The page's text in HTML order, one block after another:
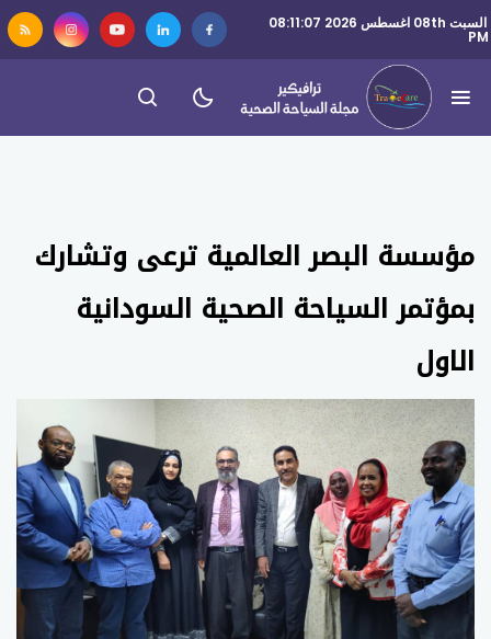
السبت 08th اغسطس 2026 08:11:07
PM
مؤسسة البصر العالمية ترعى وتشارك
بمؤتمر السياحة الصحية السودانية
الاول